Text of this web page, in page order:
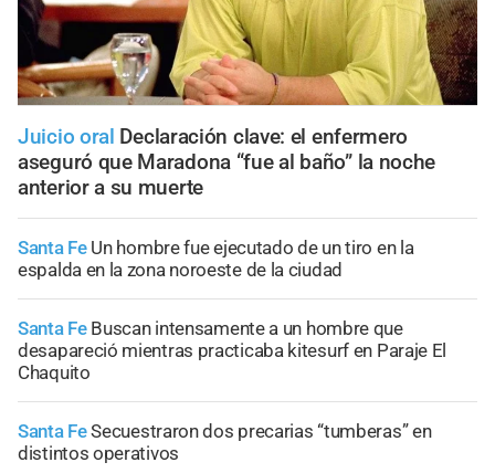
Juicio oral Declaración clave: el enfermero
aseguró que Maradona “fue al baño” la noche
anterior a su muerte
Santa Fe Un hombre fue ejecutado de un tiro en la
espalda en la zona noroeste de la ciudad
Santa Fe Buscan intensamente a un hombre que
desapareció mientras practicaba kitesurf en Paraje El
Chaquito
Santa FeSecuestraron dos precarias “tumberas” en
distintos operativos